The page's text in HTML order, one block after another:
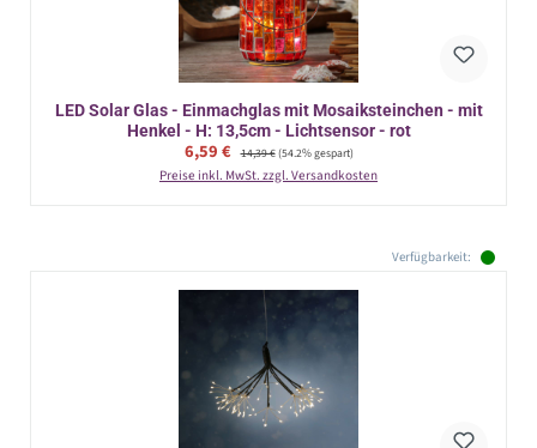
LED Solar Glas - Einmachglas mit Mosaiksteinchen - mit
Henkel - H: 13,5cm - Lichtsensor - rot
Verkaufspreis:
6,59 € Regulärer Preis:
14,39 €(54.2% gespart)
Preise inkl. MwSt. zzgl. Versandkosten
Verfügbarkeit: